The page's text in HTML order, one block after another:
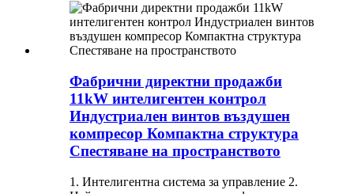
Фабрични директни продажби
11kW интелигентен контрол
Индустриален винтов въздушен
компресор Компактна структура
Спестяване на пространството
1. Интелигентна система за управление 2.